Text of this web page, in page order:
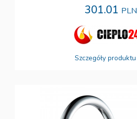
301.01 PLN
Szczegóły produktu